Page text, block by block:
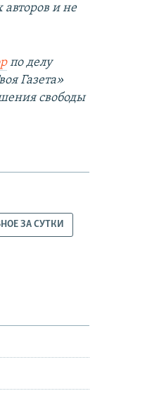
и не
по делу
Газета»
свободы
ЗА СУТКИ